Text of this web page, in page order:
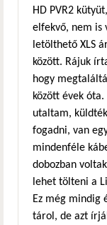
HD PVR2
elfekvő, nem is
letölthető XLS
között. Rájuk
hogy
között évek óta.
utaltam,
fogadni, van
mindenféle
dobozban
lehet tölteni a
Ez még mindig
tárol, de azt